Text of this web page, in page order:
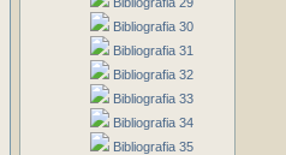
Bibliografia 30
Bibliografia 31
Bibliografia 32
Bibliografia 33
Bibliografia 34
Bibliografia 35